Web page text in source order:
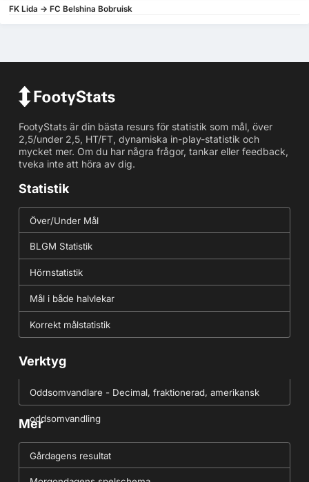
FK Lida -> FC Belshina Bobruisk
FootyStats är din bästa resurs för statistik som mål, över
2,5/under 2,5, HT/FT, dynamiska in-play-statistik och
mycket mer. Om du har några frågor, tankar eller feedback,
tveka inte att höra av dig.
Statistik
Över/Under Mål
BLGM Statistik
Hörnstatistik
Mål i både halvlekar
Korrekt målstatistik
Verktyg
Oddsomvandlare - Decimal, fraktionerad, amerikansk
oddsomvandling
Mer
Gårdagens resultat